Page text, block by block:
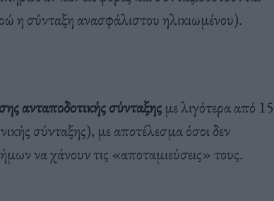
η σύνταξη ανασφάλιστου ηλικιωμένου).
ανταποδοτικής σύνταξηςμε λιγότερα από 15
σύνταξης), με αποτέλεσμα όσοι δεν
να χάνουν τις «αποταμιεύσεις» τους.